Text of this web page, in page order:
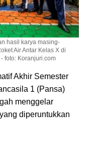
hasil karya masing-
Air Antar Kelas X di
foto: Koranjuri.com
Akhir Semester
1 (Pansa)
menggelar
diperuntukkan